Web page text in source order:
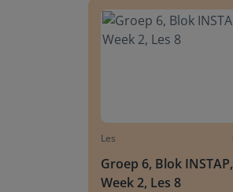
Les
Groep 6, Blok INSTAP,
Week 2, Les 8